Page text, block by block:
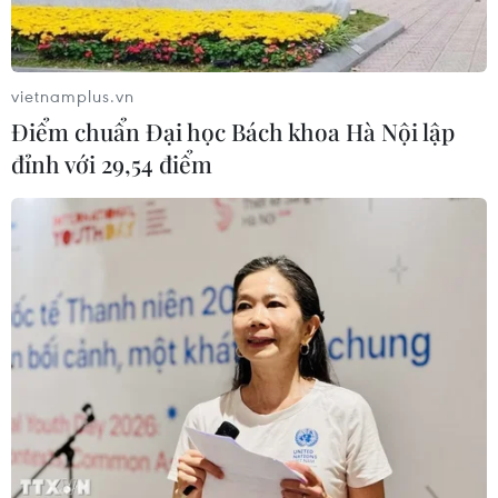
EU triển khai mạng vệ tinh riêng,
củng cố chủ quyền số
08/08/2026 04:15
Trung Quốc: E-Town Bắc Kinh
hướng tới trở thành trung tâm AI
08/08/2026 02:11
Việt Nam vượt xa mức trung bình
toàn cầu về ứng dụng AI trong công
việc
07/08/2026 23:38
vietnamplus.vn
Điểm chuẩn Đại học Bách khoa Hà Nội lập
đỉnh với 29,54 điểm